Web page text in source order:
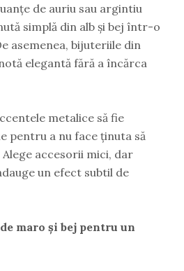
de auriu sau argintiu
simplă din alb și bej într-o
asemenea, bijuteriile din
elegantă fără a încărca
metalice să fie
pentru a nu face ținuta să
accesorii mici, dar
un efect subtil de
maro și bej pentru un